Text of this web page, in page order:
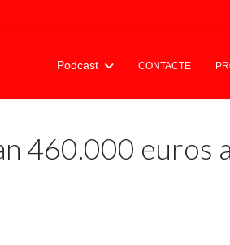
Podcast CONTACTE
460.000 euros